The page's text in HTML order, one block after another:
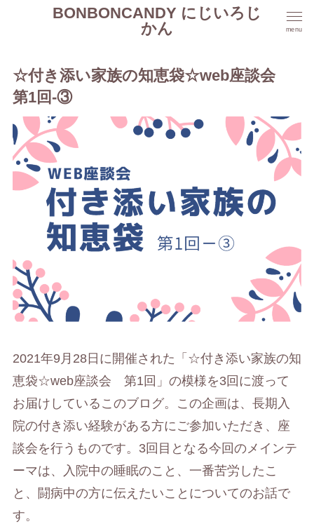
BONBONCANDY にじいろじ
かん
menu
☆付き添い家族の知恵袋☆web座談会
第1回-③
2021年9月28日に開催された「☆付き添い家族の知
恵袋☆web座談会 第1回」の模様を3回に渡って
お届けしているこのブログ。
この企画は、長期入
院の付き添い経験がある方にご参加いただき、座
談会を行うものです。3回目となる今回のメインテ
ーマは、入院中の睡眠のこと、一番苦労したこ
と、闘病中の方に伝えたいことについてのお話で
す。